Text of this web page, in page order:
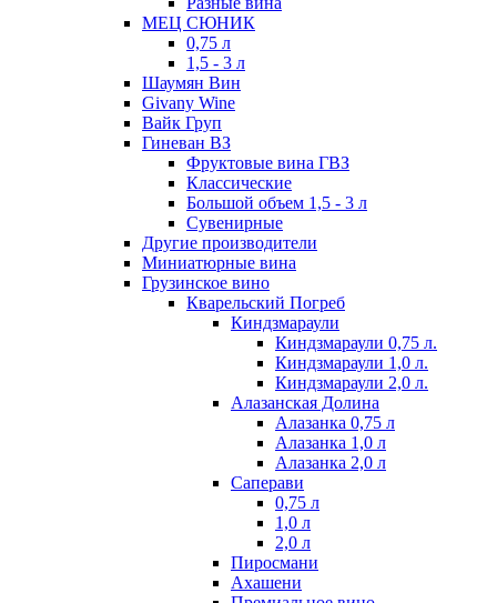
МЕЦ СЮНИК
0,75 л
1,5 - 3 л
Шаумян Вин
Givany Wine
Вайк Груп
Гиневан ВЗ
Фруктовые вина ГВЗ
Классические
Большой объем 1,5 - 3 л
Сувенирные
Другие производители
Миниатюрные вина
Грузинское вино
Кварельский Погреб
Киндзмараули
Киндзмараули 0,75 л.
Киндзмараули 1,0 л.
Киндзмараули 2,0 л.
Алазанская Долина
Алазанка 0,75 л
Алазанка 1,0 л
Алазанка 2,0 л
Саперави
0,75 л
1,0 л
2,0 л
Пиросмани
Ахашени